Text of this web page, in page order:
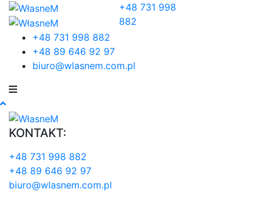
+48 731 998
882
+48 731 998 882
+48 89 646 92 97
biuro@wlasnem.com.pl
KONTAKT:
+48 731 998 882
+48 89 646 92 97
biuro@wlasnem.com.pl